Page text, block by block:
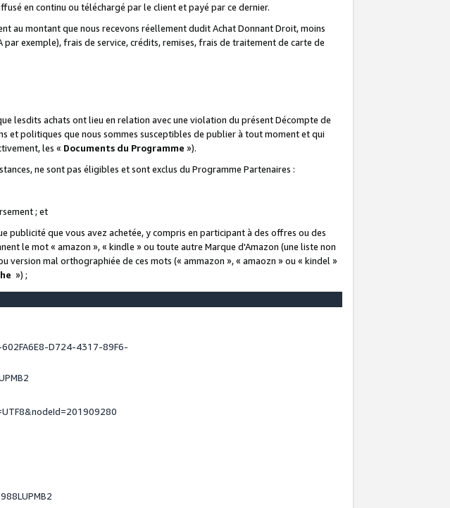
en continu ou téléchargé par le client et payé par ce dernier.
au montant que nous recevons réellement dudit Achat Donnant Droit, moins
exemple), frais de service, crédits, remises, frais de traitement de carte de
lesdits achats ont lieu en relation avec une violation du présent Décompte de
et politiques que nous sommes susceptibles de publier à tout moment et qui
les « Documents du Programme »).
ne sont pas éligibles et sont exclus du Programme Partenaires :
; et
publicité que vous avez achetée, y compris en participant à des offres ou des
le mot « amazon », « kindle » ou toute autre Marque d'Amazon (une liste non
version mal orthographiée de ces mots (« ammazon », « amaozn » ou « kindel »
») ;
D724-4317-89F6-